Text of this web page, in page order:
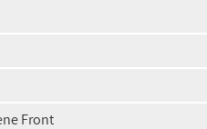
Front